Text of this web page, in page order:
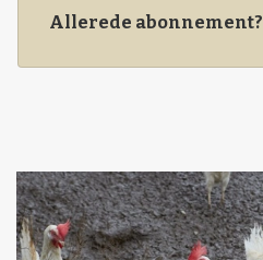
Allerede abonnement?